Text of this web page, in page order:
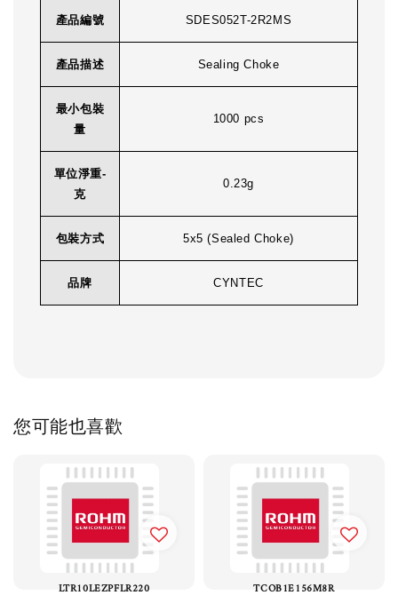
產品編號 SDES052T-2R2MS
產品描述 Sealing Choke
最小包裝
量
1000 pcs
單位淨重-
克
0.23g
包裝方式 5x5 (Sealed Choke)
品牌 CYNTEC
您可能也喜歡
LTR10LEZPFLR220 TCOB1E156M8R